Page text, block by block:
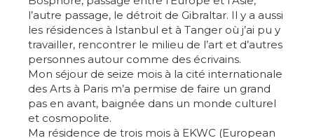
l’autre passage, le détroit de Gibraltar. Il y a aussi
les résidences à Istanbul et à Tanger où j’ai pu y
travailler, rencontrer le milieu de l’art et d’autres
personnes autour comme des écrivains.
Mon séjour de seize mois à la cité internationale
des Arts à Paris m’a permise de faire un grand
pas en avant, baignée dans un monde culturel
et cosmopolite.
Ma résidence de trois mois à EKWC (European